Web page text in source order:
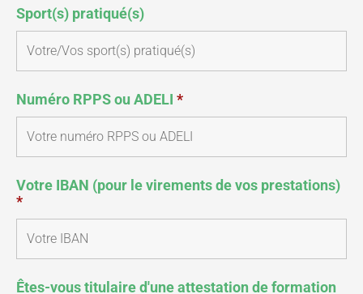
Sport(s) pratiqué(s)
Numéro RPPS ou ADELI *
Votre IBAN (pour le virements de vos prestations)
*
Êtes-vous titulaire d'une attestation de formation